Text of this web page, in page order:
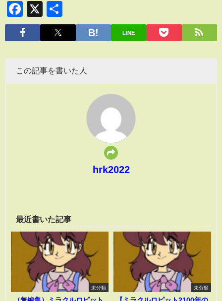
Facebook
X
有
LINE
この記事を書いた人
hrk2022
最近書いた記事
未分類 未分類